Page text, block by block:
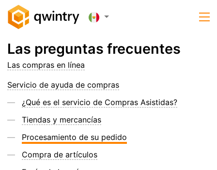
Las preguntas frecuentes
Las compras en línea
Servicio de ayuda de compras
¿Qué es el servicio de Compras Asistidas?
Tiendas y mercancías
Procesamiento de su pedido
Compra de artículos